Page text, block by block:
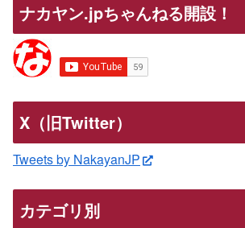
ナカヤン.jpちゃんねる開設！
X（旧Twitter）
Tweets by NakayanJP
カテゴリ別